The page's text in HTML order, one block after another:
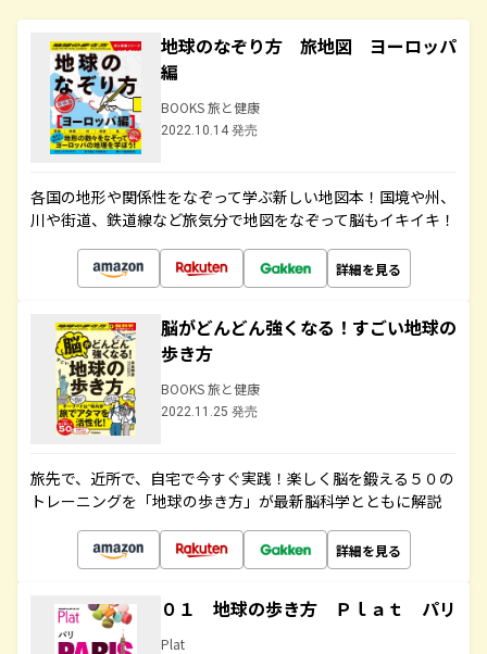
地球のなぞり方 旅地図 ヨーロッパ
編
BOOKS 旅と健康
2022.10.14 発売
各国の地形や関係性をなぞって学ぶ新しい地図本！国境や州、
川や街道、鉄道線など旅気分で地図をなぞって脳もイキイキ！
詳細を見る
脳がどんどん強くなる！すごい地球の
歩き方
BOOKS 旅と健康
2022.11.25 発売
旅先で、近所で、自宅で今すぐ実践！楽しく脳を鍛える５０の
トレーニングを「地球の歩き方」が最新脳科学とともに解説
詳細を見る
０１ 地球の歩き方 Ｐｌａｔ パリ
Plat